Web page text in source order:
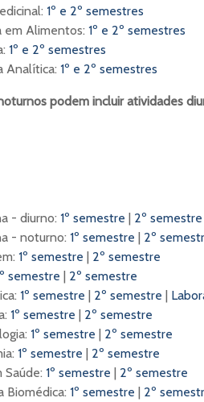
1º e 2º semestres
em Alimentos: 1º e 2º semestres
1º e 2º semestres
Analítica: 1º e 2º semestres
podem incluir atividades
- diurno: 1º semestre | 2º semestre
- noturno: 1º semestre | 2º
1º semestre | 2º semestre
semestre | 2º semestre
1º semestre | 2º semestre |
1º semestre | 2º semestre
1º semestre | 2º semestre
1º semestre | 2º semestre
Saúde: 1º semestre | 2º semestre
Biomédica: 1º semestre | 2º